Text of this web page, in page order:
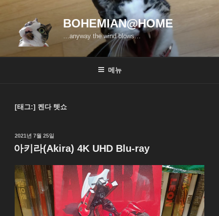
콘
BOHEMIAN@HOME
…anyway the wind blows…
메뉴
[태그:] 켄다 텟쇼
작
성
일
2021년 7월 25일
아키라(Akira) 4K UHD Blu-ray